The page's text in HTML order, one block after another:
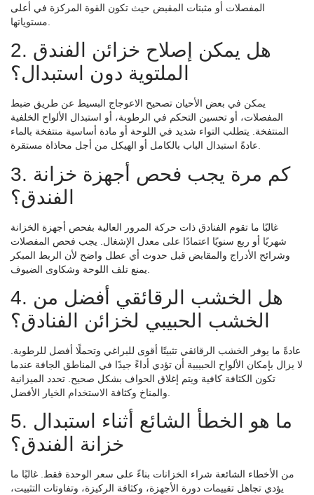
المفصلات أو مثبتات المقبض حيث تكون القوة المركزة في أعلى
2. هل يمكن إصلاح خزائن الفندق
يمكن في بعض الأحيان تصحيح الاعوجاج البسيط عن طريق ضبط
المفصلات، أو تحسين التحكم في الرطوبة، أو استبدال الألواح الخلفية
المنتفخة. يتطلب التواء شديد في اللوحة أو مادة أساسية منتفخة بالماء
3. كم مرة يجب فحص أجهزة خزانة
غالبًا ما تقوم الفنادق ذات حركة المرور العالية بفحص أجهزة الخزانة
شهريًا أو ربع سنويًا اعتمادًا على معدل الإشغال. يجب فحص المفصلات
وشرائح الأدراج والمقابض قبل حدوث أي عطل واضح لأن الربط المبكر
4. هل الخشب الرقائقي أفضل من
عادةً ما يوفر الخشب الرقائقي تثبيتًا أقوى للبراغي وتحملًا أفضل للرطوبة.
لا يزال بإمكان الألواح الحبيبية أن تؤدي أداءً جيدًا في المناطق الجافة عندما
تكون الكثافة كافية ويتم إغلاق الحواف بشكل صحيح. تحدد الميزانية
5. ما هو الخطأ الشائع أثناء استبدال
من الأخطاء الشائعة شراء الخزانات بناءً على سعر الوحدة فقط. غالبًا ما
يؤدي تجاهل تقييمات دورة الأجهزة، وكثافة الركيزة، وتفاوتات التثبيت،